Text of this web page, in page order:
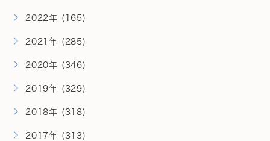
2022年 (165)
2021年 (285)
2020年 (346)
2019年 (329)
2018年 (318)
2017年 (313)